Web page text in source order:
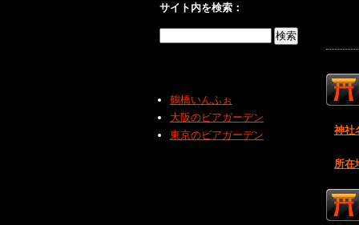
神社
所在
サイト内を検索：
鶴橋いんふぉ
大阪のビアガーデン
東京のビアガーデン